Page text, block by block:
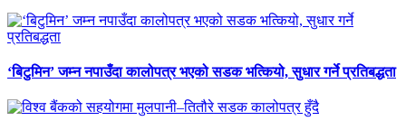
‘बिटुमिन’ जम्न नपाउँदा कालोपत्र भएको सडक भत्कियो, सुधार गर्ने प्रतिबद्धता